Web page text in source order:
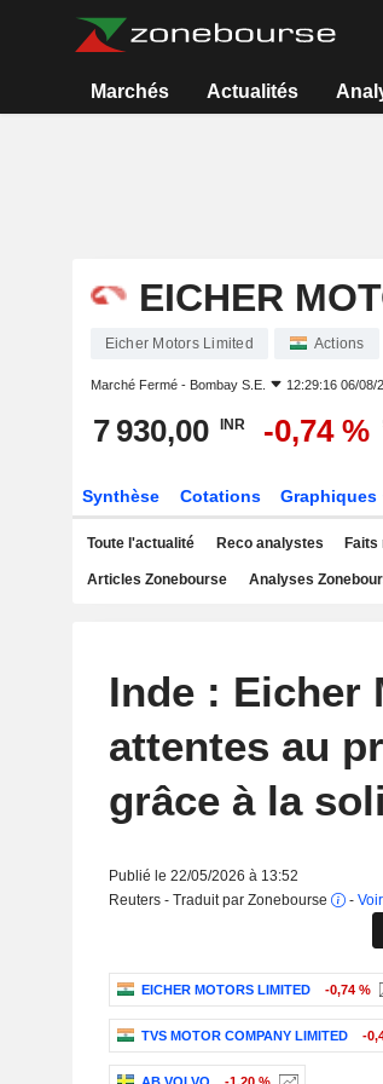
Marchés Actualités
EICHER
Eicher Motors Limited Actions
Marché Fermé - Bombay S.E. 12:29:16 06/08/
7 930,00 INR -0,74 %
Synthèse Cotations Graphiques
Toute l'actualité Reco analystes Faits
Articles Zonebourse Analyses
Inde : Eicher
attentes au
grâce à la
Publié le 22/05/2026 à 13:52
Reuters - Traduit par Zonebourse
-
EICHER MOTORS LIMITED -0,74 %
TVS MOTOR COMPANY LIMITED -